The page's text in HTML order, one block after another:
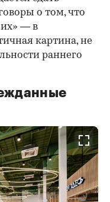
о том, что
— в
картина, не
раннего